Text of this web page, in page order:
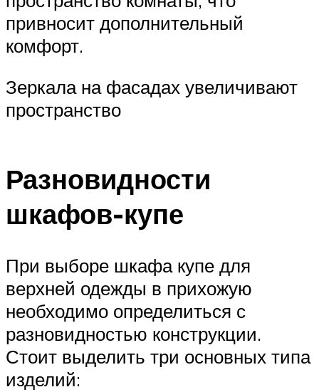
привносит дополнительный
комфорт.
Зеркала на фасадах увеличивают
пространство
Разновидности
шкафов-купе
При выборе шкафа купе для
верхней одежды в прихожую
необходимо определиться с
разновидностью конструкции.
Стоит выделить три основных типа
изделий: